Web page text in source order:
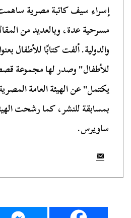
إسراء سيف كاتبة مصرية
مسرحية عدة، وبالعديد من
والدولية. ألفت كتابًا للأطفال
للأطفال" وصدر لها مجموعة
يكتمل" عن الهيئة العامة
بمسابقة للنشر، كما رشحت
ساويرس.